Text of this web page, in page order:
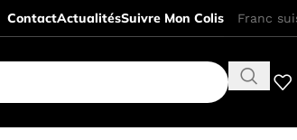
ContactActualitésSuivre Mon Colis